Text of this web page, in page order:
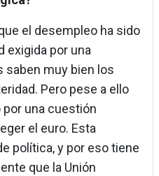
el desempleo ha sido
exigida por una
saben muy bien los
Pero pese a ello
una cuestión
el euro. Esta
política, y por eso tiene
que la Unión